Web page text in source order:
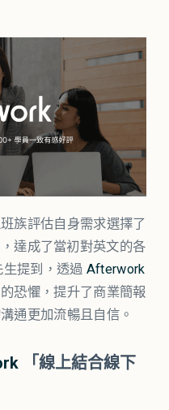
族評估自身需求選擇了
達成了當初對英文的各
提到，透過 Afterwork
恐懼，提升了商業簡報
通更加流暢且自信。
「線上結合線下